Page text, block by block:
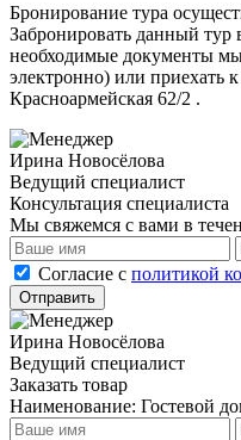
Бронирование тура
Забронировать данный
необходимые документы
электронно) или приехать
Красноармейская 62/2 .
Ирина Новосёлова
Ведущий специалист
Консультация специалиста
Мы свяжемся с вами в
Cогласие с политикой
Отправить
Ирина Новосёлова
Ведущий специалист
Заказать товар
Наименование: Гостевой